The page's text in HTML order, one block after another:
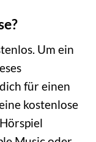
Um ein
für einen
kostenlose